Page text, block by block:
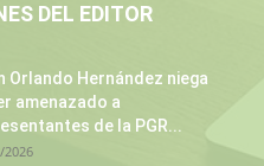
DEL EDITOR
Orlando Hernández niega
amenazado a
de la PGR...
2026